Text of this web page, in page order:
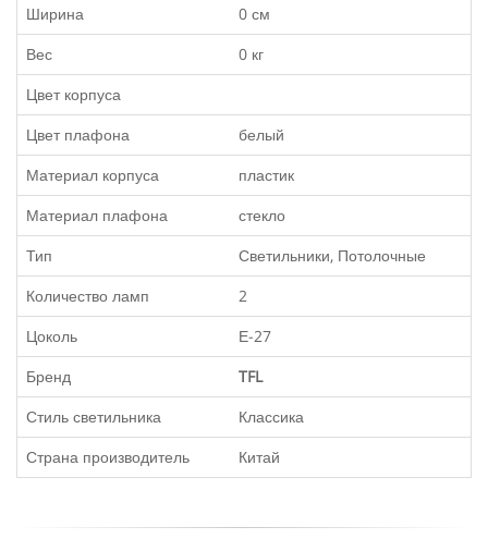
Ширина
0 см
Вес
0 кг
Цвет корпуса
Цвет плафона
белый
Материал корпуса
пластик
Материал плафона
стекло
Тип
Светильники, Потолочные
Количество ламп
2
Цоколь
Е-27
Бренд
TFL
Стиль светильника
Классика
Страна производитель
Китай